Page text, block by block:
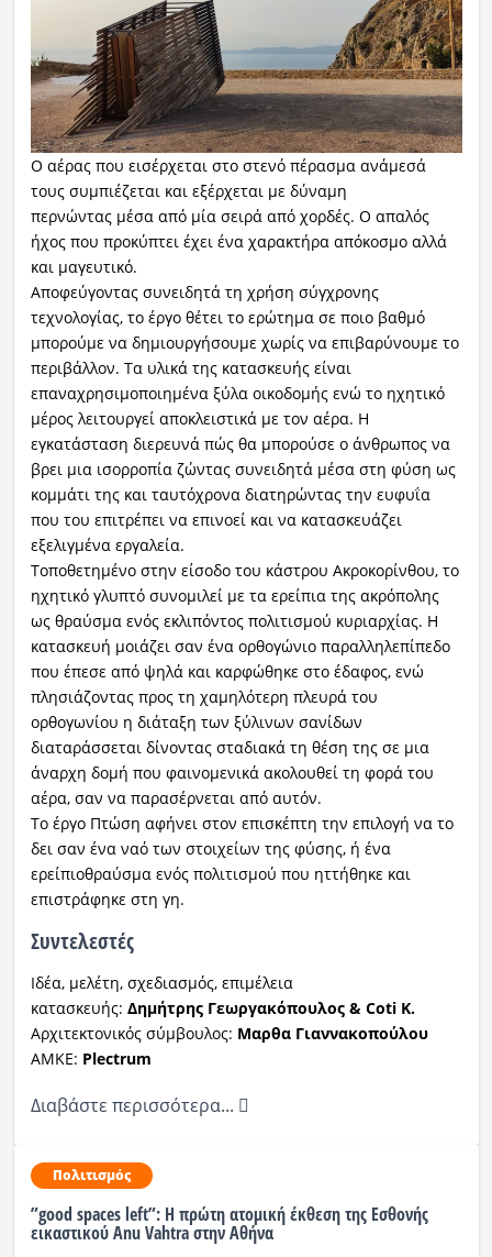
Ο αέρας που εισέρχεται στο στενό πέρασμα ανάμεσά
τους συμπιέζεται και εξέρχεται με δύναμη
περνώντας μέσα από μία σειρά από χορδές. Ο απαλός
ήχος που προκύπτει έχει ένα χαρακτήρα απόκοσμο αλλά
και μαγευτικό.
Αποφεύγοντας συνειδητά τη χρήση σύγχρονης
τεχνολογίας, το έργο θέτει το ερώτημα σε ποιο βαθμό
μπορούμε να δημιουργήσουμε χωρίς να επιβαρύνουμε το
περιβάλλον. Τα υλικά της κατασκευής είναι
επαναχρησιμοποιημένα ξύλα οικοδομής ενώ το ηχητικό
μέρος λειτουργεί αποκλειστικά με τον αέρα. Η
εγκατάσταση διερευνά πώς θα μπορούσε ο άνθρωπος να
βρει μια ισορροπία ζώντας συνειδητά μέσα στη φύση ως
κομμάτι της και ταυτόχρονα διατηρώντας την ευφυΐα
που του επιτρέπει να επινοεί και να κατασκευάζει
εξελιγμένα εργαλεία.
Τοποθετημένο στην είσοδο του κάστρου Ακροκορίνθου, το
ηχητικό γλυπτό συνομιλεί με τα ερείπια της ακρόπολης
ως θραύσμα ενός εκλιπόντος πολιτισμού κυριαρχίας. Η
κατασκευή μοιάζει σαν ένα ορθογώνιο παραλληλεπίπεδο
που έπεσε από ψηλά και καρφώθηκε στο έδαφος, ενώ
πλησιάζοντας προς τη χαμηλότερη πλευρά του
ορθογωνίου η διάταξη των ξύλινων σανίδων
διαταράσσεται δίνοντας σταδιακά τη θέση της σε μια
άναρχη δομή που φαινομενικά ακολουθεί τη φορά του
αέρα, σαν να παρασέρνεται από αυτόν.
Το έργο Πτώση αφήνει στον επισκέπτη την επιλογή να το
δει σαν ένα ναό των στοιχείων της φύσης, ή ένα
ερείπιοθραύσμα ενός πολιτισμού που ηττήθηκε και
επιστράφηκε στη γη.
Συντελεστές
Ιδέα, μελέτη, σχεδιασμός, επιμέλεια
κατασκευής: Δημήτρης Γεωργακόπουλος & Coti K.
Aρχιτεκτονικός σύμβουλος: Μαρθα Γιαννακοπούλου
ΑΜΚΕ: Plectrum
Διαβάστε περισσότερα...
Πολιτισμός
”good spaces left”: Η πρώτη ατομική έκθεση της Εσθονής
εικαστικού Anu Vahtra στην Αθήνα